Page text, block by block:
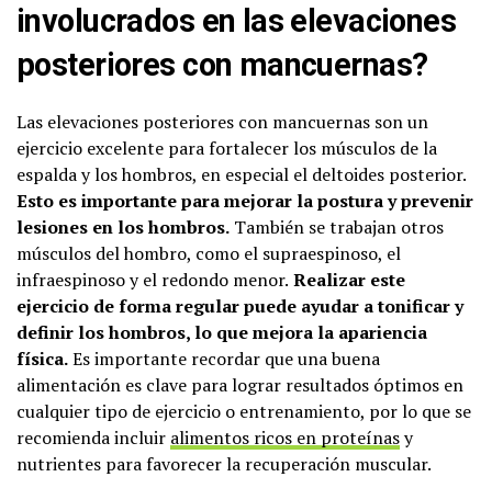
involucrados en las elevaciones
posteriores con mancuernas?
Las elevaciones posteriores con mancuernas son un
ejercicio excelente para fortalecer los músculos de la
espalda y los hombros, en especial el deltoides posterior.
Esto es importante para mejorar la postura y prevenir
lesiones en los hombros. También se trabajan otros
músculos del hombro, como el supraespinoso, el
infraespinoso y el redondo menor. Realizar este
ejercicio de forma regular puede ayudar a tonificar y
definir los hombros, lo que mejora la apariencia
física.Es importante recordar que una buena
alimentación es clave para lograr resultados óptimos en
cualquier tipo de ejercicio o entrenamiento, por lo que se
recomienda incluir alimentos ricos en proteínasy
nutrientes para favorecer la recuperación muscular.